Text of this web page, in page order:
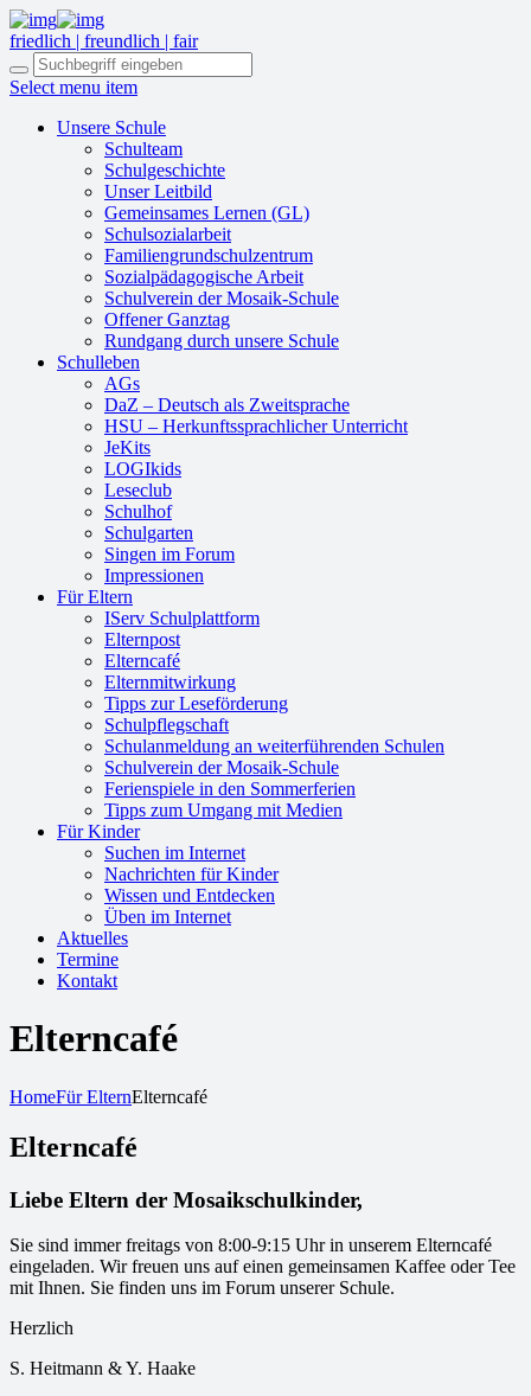
friedlich | freundlich | fair
Select menu item
Unsere Schule
Schulteam
Schulgeschichte
Unser Leitbild
Gemeinsames Lernen (GL)
Schulsozialarbeit
Familiengrundschulzentrum
Sozialpädagogische Arbeit
Schulverein der Mosaik-Schule
Offener Ganztag
Rundgang durch unsere Schule
Schulleben
AGs
DaZ – Deutsch als Zweitsprache
HSU – Herkunftssprachlicher Unterricht
JeKits
LOGIkids
Leseclub
Schulhof
Schulgarten
Singen im Forum
Impressionen
Für Eltern
IServ Schulplattform
Elternpost
Elterncafé
Elternmitwirkung
Tipps zur Leseförderung
Schulpflegschaft
Schulanmeldung an weiterführenden Schulen
Schulverein der Mosaik-Schule
Ferienspiele in den Sommerferien
Tipps zum Umgang mit Medien
Für Kinder
Suchen im Internet
Nachrichten für Kinder
Wissen und Entdecken
Üben im Internet
Aktuelles
Termine
Kontakt
Elterncafé
HomeFür ElternElterncafé
Elterncafé
Liebe Eltern der Mosaikschulkinder,
Sie sind immer freitags von 8:00-9:15 Uhr in unserem Elterncafé
eingeladen. Wir freuen uns auf einen gemeinsamen Kaffee oder Tee
mit Ihnen. Sie finden uns im Forum unserer Schule.
Herzlich
S. Heitmann & Y. Haake